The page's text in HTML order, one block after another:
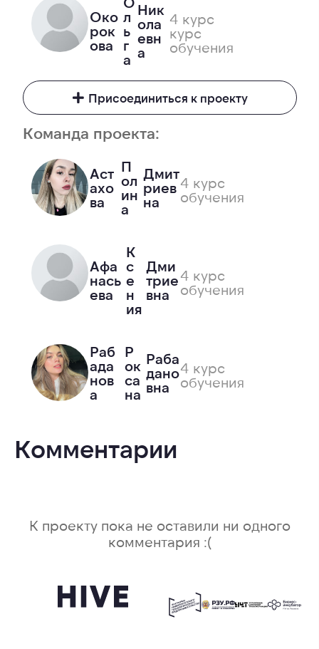
Око
рок
ова
л
ь
г
а
Ник
ола
евн
а
4 курс
курс
обучения
Присоединиться к проекту
Команда проекта:
Аст
ахо
ва
П
ол
ин
а
Дмит
риев
на
4 курс
обучения
Афа
нась
ева
К
с
е
н
ия
Дми
трие
вна
4 курс
обучения
Раб
ада
нов
а
Р
ок
са
на
Раба
дано
вна
4 курс
обучения
Комментарии
К проекту пока не оставили ни одного
комментария :(